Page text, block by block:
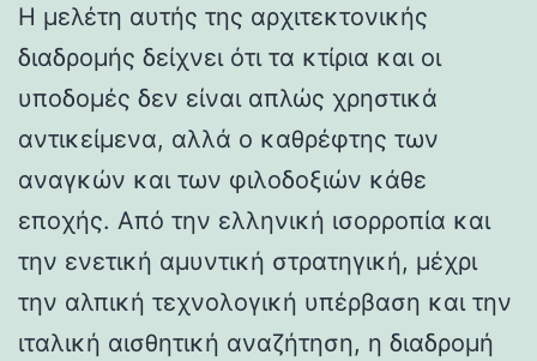
Η μελέτη αυτής της αρχιτεκτονικής
διαδρομής δείχνει ότι τα κτίρια και οι
υποδομές δεν είναι απλώς χρηστικά
αντικείμενα, αλλά ο καθρέφτης των
αναγκών και των φιλοδοξιών κάθε
εποχής. Από την ελληνική ισορροπία και
την ενετική αμυντική στρατηγική, μέχρι
την αλπική τεχνολογική υπέρβαση και την
ιταλική αισθητική αναζήτηση, η διαδρομή